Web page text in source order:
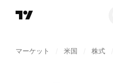
マーケット 米国 株式